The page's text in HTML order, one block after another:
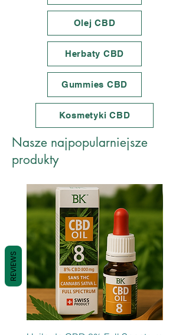
Olej CBD
Herbaty CBD
Gummies CBD
Kosmetyki CBD
Nasze najpopularniejsze
produkty
REVIEWS